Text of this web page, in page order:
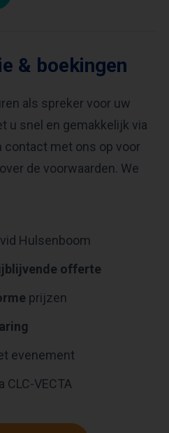
& boekingen
als spreker voor uw
u snel en gemakkelijk via
contact met ons op voor
de voorwaarden. We
Hulsenboom
offerte
prijzen
evenement
CLC-VECTA